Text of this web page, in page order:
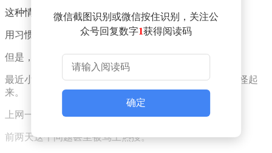
这种情况咱们机圈有个专业术语，叫——
用习惯了。
但是，我要说但是了吼。
最近小半年，机哥感觉 iOS 的原生输入法，逐渐变得奇怪起
来。
上网一搜，发现很多人都有同感。
前两天这个问题甚至被骂上热搜。
微信截图识别或微信按住识别，关注公
众号回复数字1获得阅读码
确定